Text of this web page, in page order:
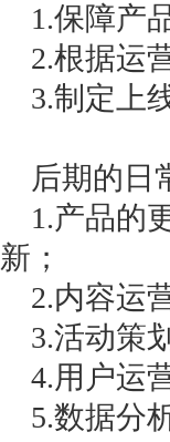
1.保障产
2.根据运
3.制定上
后期的日
1.产品的
新；
2.内容运
3.活动策
4.用户运
5.数据分